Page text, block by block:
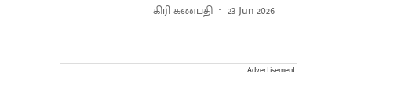
கிரி கணபதி 23 Jun 2026
Advertisement